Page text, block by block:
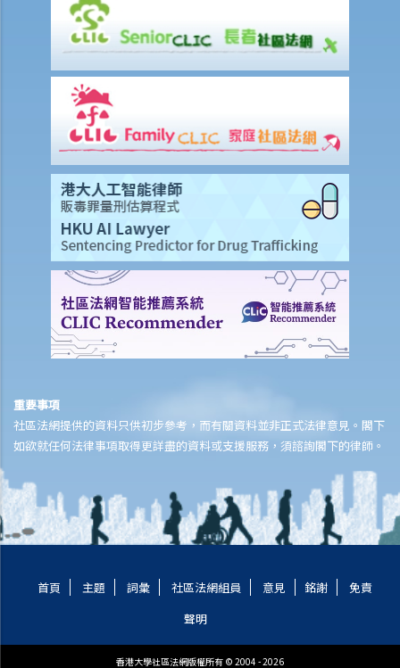
1. 若一個人在一段關係結束之後發布前伴侶的私密影像是否需要承擔法
2. 若一個人在網路上威脅發布他人的「深度偽造」私密影像又是否需要
承擔責任？
3. 若一個人僅擁有未經受害人同意而被發布的私密影像又是否需要承擔
4. 如果有人發布或威脅發布我的私密影像，我該怎麼辦？
為保障易受傷害人士而訂立之性罪行
A. 涉及年輕人或兒童的性罪行
1. 與13歲以下女童非法性交
2. 與16歲以下女童非法性交
3. 與21歲以下女童作出肛交
4. 與16歲以下男性進行的同性肛交
5. 問與答
2. 如該名未滿法定年齡的女童同意性交，我又是否犯法？
3. 如我喝醉，失去自制能力，我是否要負上法律責任？
B. 拐帶年齡在18歲以下的未婚女童為使她與人性交
1. 甚麼是「從其父母或監護人的管有下帶走女童」？
2. 如該名女童當時並不由其父母或監護人管有，我又是否須要負上法律
責任？
我可否脫罪？
C. 向16歲以下兒童作出猥褻行為
重要事項
社區法網提供的資料只供初步參考，而有關資料並非正式法律意見。閣下
如欲就任何法律事項取得更詳盡的資料或支援服務，須諮詢閣下的律師。
首頁 主題 詞彙 社區法網組員 意見 銘謝
免責
聲明
香港大學社區法網版權所有 © 2004 - 2026